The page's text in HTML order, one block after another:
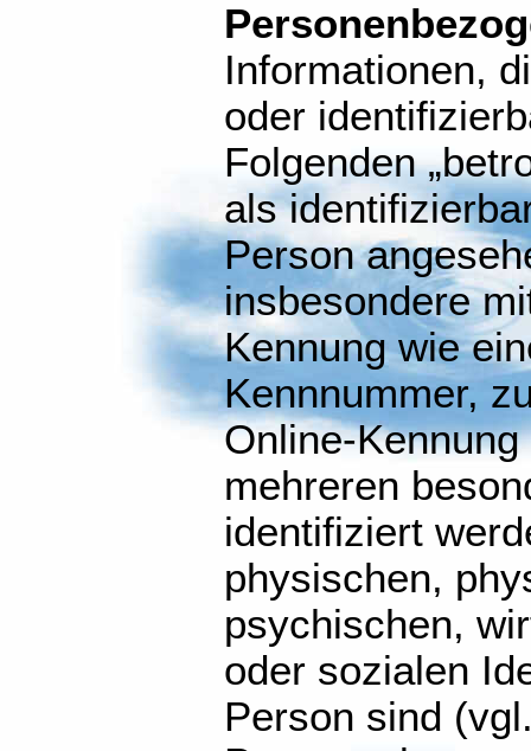
Informationen,
oder
Folgenden
als
Person
insbesondere
Kennung wie
Kennnummer,
Online-
mehreren
identifiziert
physischen,
psychischen,
oder sozialen
Person sind